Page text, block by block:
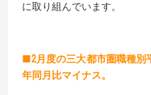
に取り組んでいます。
■2月度の三大都市圏職種別
年同月比マイナス。